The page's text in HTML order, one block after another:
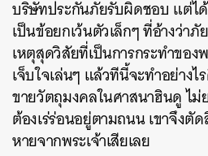
บริษัทประกันภัยรับผิดชอบ แต่ไ
เป็นข้อยกเว้นตัวเล็กๆ ที่อ้างว่า
เหตุสุดวิสัยที่เป็นการกระทำของ
เจ็บใจเล่นๆ แล้วทีนี้จะทำอย่าง
ขายวัตถุมงคลในศาสนาฮินดู ไ
ต้องเร่ร่อนอยู่ตามถนน เขาจึงตั
หายจากพระเจ้าเสียเลย